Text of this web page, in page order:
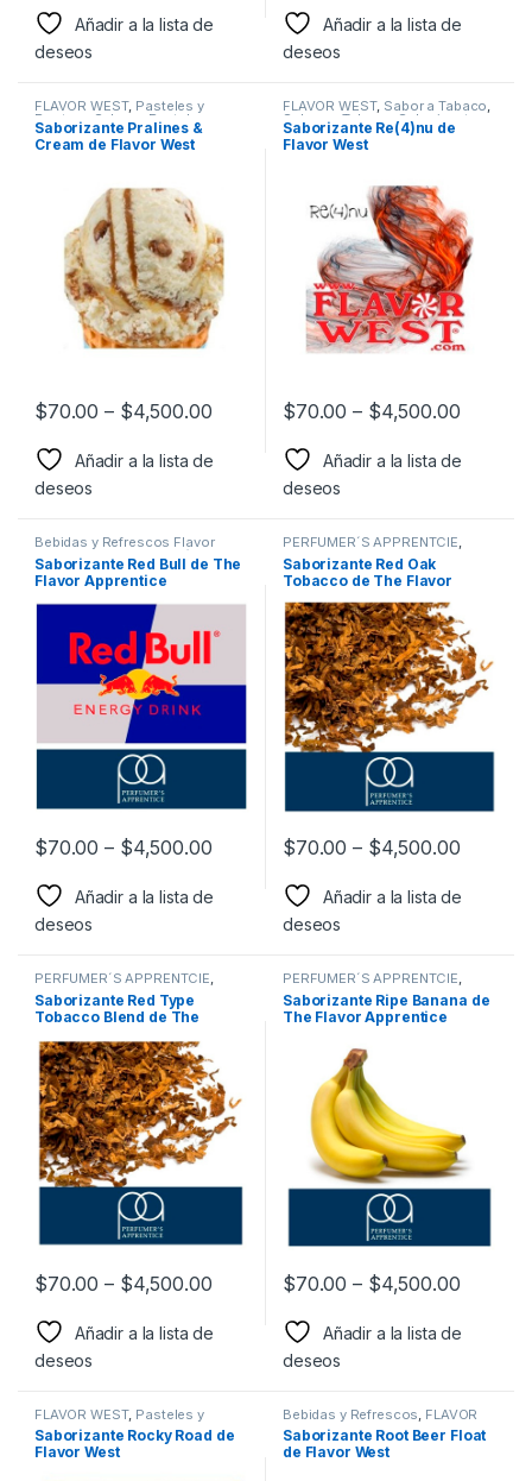
Añadir a la lista de
deseos
Añadir a la lista de
deseos
FLAVOR WEST, Pasteles y
Postres Sabor a Pasteles y
postres,Saborizantes
Saborizante Pralines &
Cream de Flavor West
$70.00 – $4,500.00
Añadir a la lista de
deseos
FLAVOR WEST, Sabor a Tabaco,
Sabores Tabaco ,Saborizantes
Saborizante Re(4)nu de
Flavor West
$70.00 – $4,500.00
Añadir a la lista de
deseos
Bebidas y Refrescos Flavor
Apprentice ,PERFUMER´S
APPRENTCIE, Sabor a Bebidas y
Refrescos,Saborizantes
Saborizante Red Bull de The
Flavor Apprentice
$70.00 – $4,500.00
Añadir a la lista de
deseos
PERFUMER´S APPRENTCIE,
Sabor a Tabaco Sabores
Tabaco,Saborizantes
Saborizante Red Oak
Tobacco de The Flavor
$70.00 – $4,500.00
Añadir a la lista de
deseos
PERFUMER´S APPRENTCIE,
Sabor a Tabaco Sabores
Tabaco,Saborizantes
Saborizante Red Type
Tobacco Blend de The
$70.00 – $4,500.00
Añadir a la lista de
deseos
PERFUMER´S APPRENTCIE,
Sabor a Frutas,Sabores
Frutales,Saborizantes
Saborizante Ripe Banana de
The Flavor Apprentice
$70.00 – $4,500.00
Añadir a la lista de
deseos
FLAVOR WEST, Pasteles y
Postres Sabor a Pasteles y
postres,Saborizantes
Saborizante Rocky Road de
Flavor West
Bebidas y Refrescos FLAVOR
WEST ,Sabor a Bebidas y
Refrescos,Saborizantes
Saborizante Root Beer Float
de Flavor West